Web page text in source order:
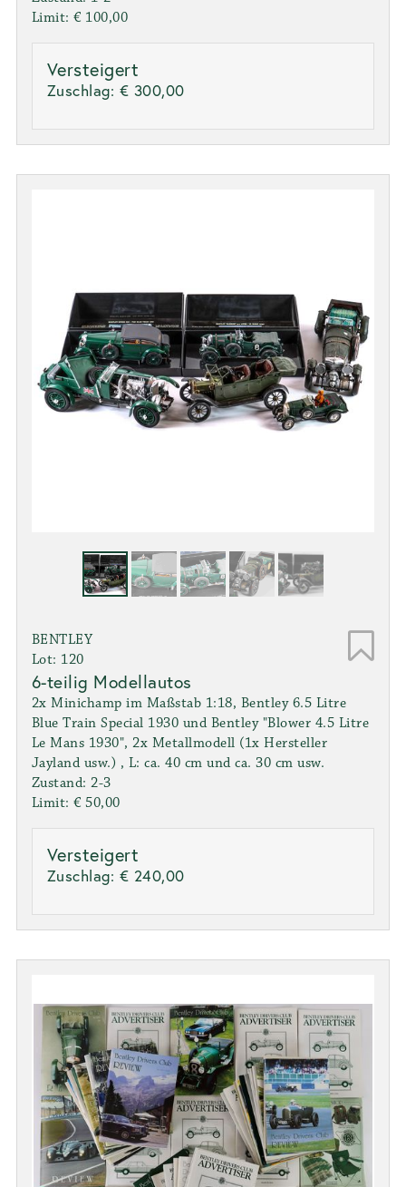
Limit: € 100,00
Versteigert
Zuschlag: € 300,00
BENTLEY
Lot: 120
6-teilig Modellautos
2x Minichamp im Maßstab 1:18, Bentley 6.5 Litre
Blue Train Special 1930 und Bentley "Blower 4.5 Litre
Le Mans 1930", 2x Metallmodell (1x Hersteller
Jayland usw.) , L: ca. 40 cm und ca. 30 cm usw.
Zustand: 2-3
Limit: € 50,00
Versteigert
Zuschlag: € 240,00